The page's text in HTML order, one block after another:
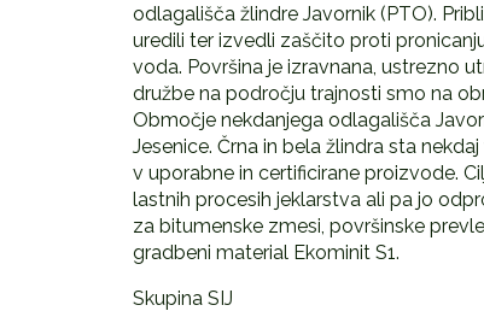
odlagališča žlindre Javornik (PTO).
uredili ter izvedli zaščito proti
voda. Površina je izravnana, ustrezno
družbe na področju trajnosti smo na
Območje nekdanjega odlagališča
Jesenice. Črna in bela žlindra sta
v uporabne in certificirane proizvode.
lastnih procesih jeklarstva ali pa jo
za bitumenske zmesi, površinske
gradbeni material Ekominit S1.
Skupina SIJ